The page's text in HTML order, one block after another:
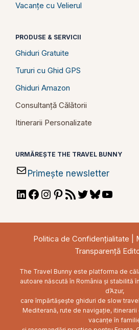
Vacanțe cu Velierul
PRODUSE & SERVICII
Ghiduri Gratuite
Tururi cu Ghid GPS
Ghiduri Amazon
Consultanță Călătorii
Itinerarii Personalizate
URMĂREȘTE THE TRAVEL BUNNY
Primește newsletter
LinkedIn
Facebook
Instagram
Pinterest
RSSTwitterBluesky
Politica de Confidențialitate
Transparență
The Travel Bunny este platforma de
autoare născută în România și stabilită
d’Azur,
care împărtășește ghiduri de slow
Mediterană, rute de navigație,
vacanțe în